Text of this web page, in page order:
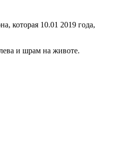
которая 10.01 2019 года,
и шрам на животе.